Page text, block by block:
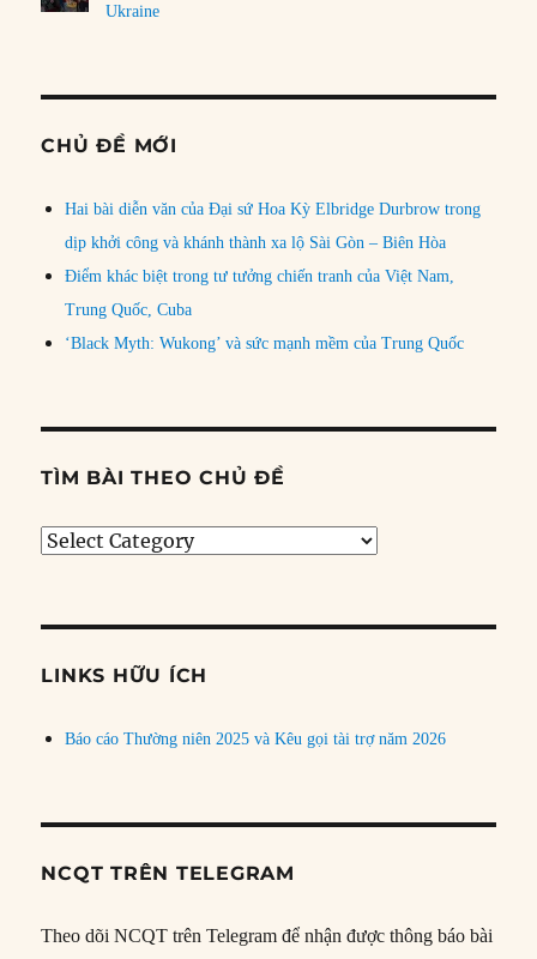
Ukraine
CHỦ ĐỀ MỚI
Hai bài diễn văn của Đại sứ Hoa Kỳ Elbridge Durbrow trong
dịp khởi công và khánh thành xa lộ Sài Gòn – Biên Hòa
Điểm khác biệt trong tư tưởng chiến tranh của Việt Nam,
Trung Quốc, Cuba
‘Black Myth: Wukong’ và sức mạnh mềm của Trung Quốc
TÌM BÀI THEO CHỦ ĐỀ
Tìm
đề
LINKS HỮU ÍCH
Báo cáo Thường niên 2025 và Kêu gọi tài trợ năm 2026
NCQT TRÊN TELEGRAM
Theo dõi NCQT trên Telegram để nhận được thông báo bài